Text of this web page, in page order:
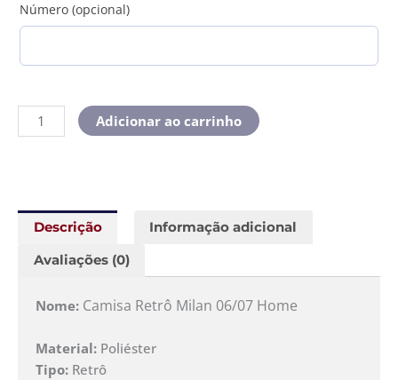
Número (opcional)
Adicionar ao carrinho
Descrição Informação adicional
Avaliações (0)
Nome: Camisa Retrô Milan 06/07 Home
Material: Poliéster
Tipo: Retrô